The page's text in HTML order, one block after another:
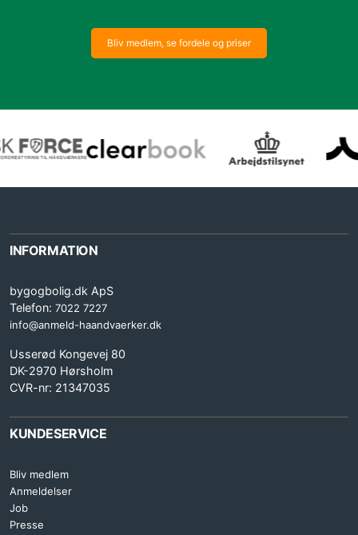
Bliv medlem, se fordele og priser
INFORMATION
bygogbolig.dk ApS
Telefon: 7022 7227
info@anmeld-haandvaerker.dk
Usserød Kongevej 80
DK-2970 Hørsholm
CVR-nr: 21347035
KUNDESERVICE
Bliv medlem
Anmeldelser
Job
Presse